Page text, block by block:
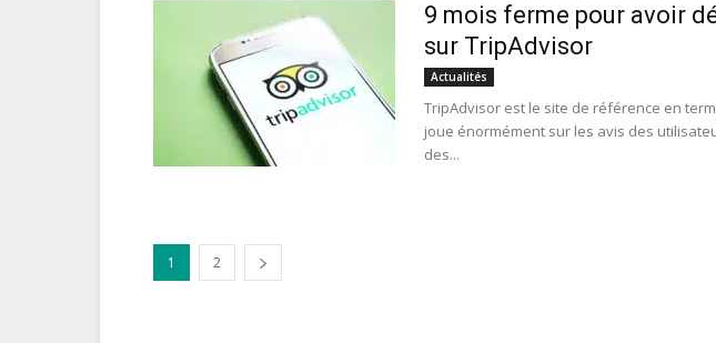
9 mois ferme pour avoir
sur TripAdvisor
Actualités
TripAdvisor est le site de référence en
joue énormément sur les avis des
des...
1 2